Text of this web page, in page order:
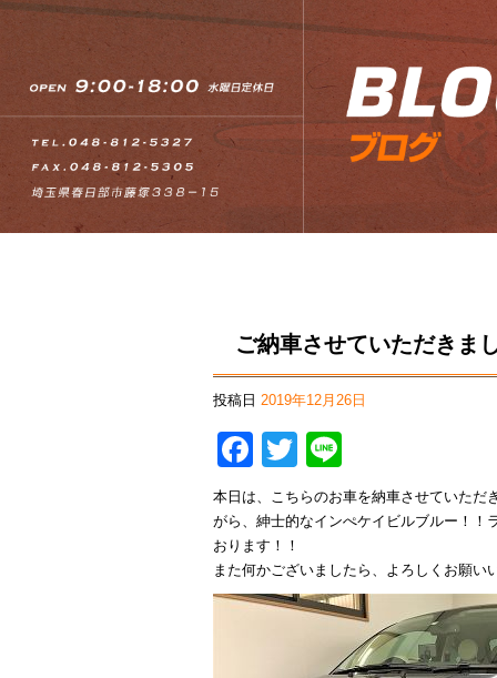
ご納車させていただきま
投稿日 2019年12月26日
Facebook
Twitter
本日は、こちらのお車を納車させていただ
がら、紳士的なインぺケイビルブルー！！
おります！！
また何かございましたら、よろしくお願い